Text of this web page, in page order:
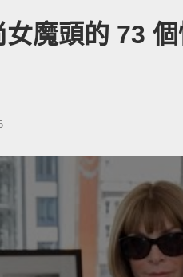
女魔頭的 73